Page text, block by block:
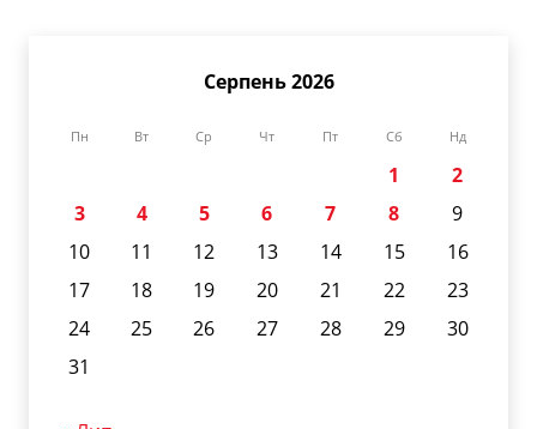
Серпень 2026
Пн Вт Ср Чт Пт Сб Нд
1
2
3
4 5 6 7 8
9
10
11 12 13 14 15
16
17
18 19 20 21 22
23
24
25 26 27 28 29
30
31